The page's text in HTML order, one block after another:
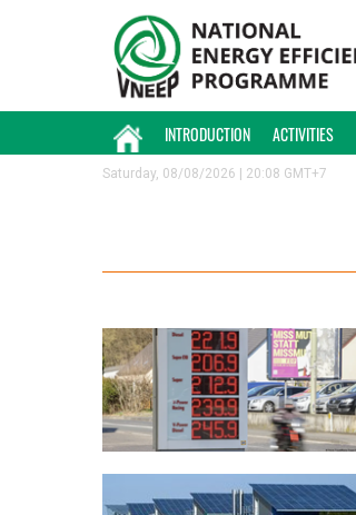
INTRODUCTION ACTIVITIES
Saturday, 08/08/2026 | 20:08 GMT+7